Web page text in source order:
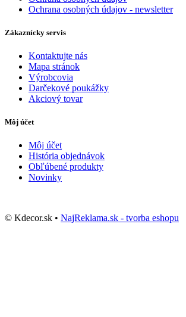
Ochrana osobných údajov - newsletter
Zákaznícky servis
Kontaktujte nás
Mapa stránok
Výrobcovia
Darčekové poukážky
Akciový tovar
Môj účet
Môj účet
História objednávok
Obľúbené produkty
Novinky
© Kdecor.sk • NajReklama.sk - tvorba eshopu